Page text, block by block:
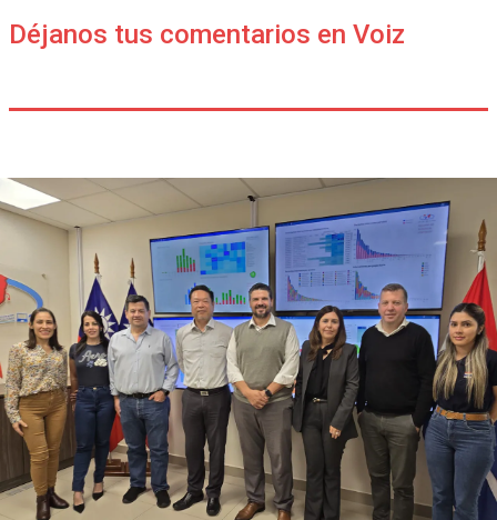
Déjanos tus comentarios en Voiz